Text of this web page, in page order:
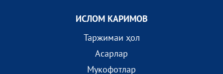
ИСЛОМ КАРИМОВ
Таржимаи ҳол
Асарлар
Мукофотлар